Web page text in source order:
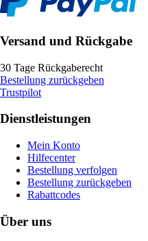
Versand und Rückgabe
30 Tage Rückgaberecht
Bestellung zurückgeben
Trustpilot
Dienstleistungen
Mein Konto
Hilfecenter
Bestellung verfolgen
Bestellung zurückgeben
Rabattcodes
Über uns